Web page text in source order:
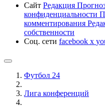
Сайт Редакция
конфиденциальности
комментирования
собственности
Соц. сети facebook x
Футбол 24
Лига конференций